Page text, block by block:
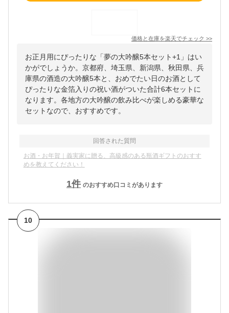
価格と在庫を楽天でチェック >>
お正月用にぴったりな「夢の大吟醸5本セット+1」はい
かがでしょうか。京都府、埼玉県、新潟県、秋田県、兵
庫県の酒造の大吟醸5本と、おめでたい日のお酒として
ぴったりな金箔入りの祝い酒がついた合計6本セットに
なります。各地方の大吟醸の飲み比べが楽しめる豪華な
セットなので、おすすめです。
回答された質問
お酒・お年賀｜義実家に贈る、高級感のある瓶酒ギフトのおすす
めを教えてください！
1件 のおすすめ口コミがあります
10